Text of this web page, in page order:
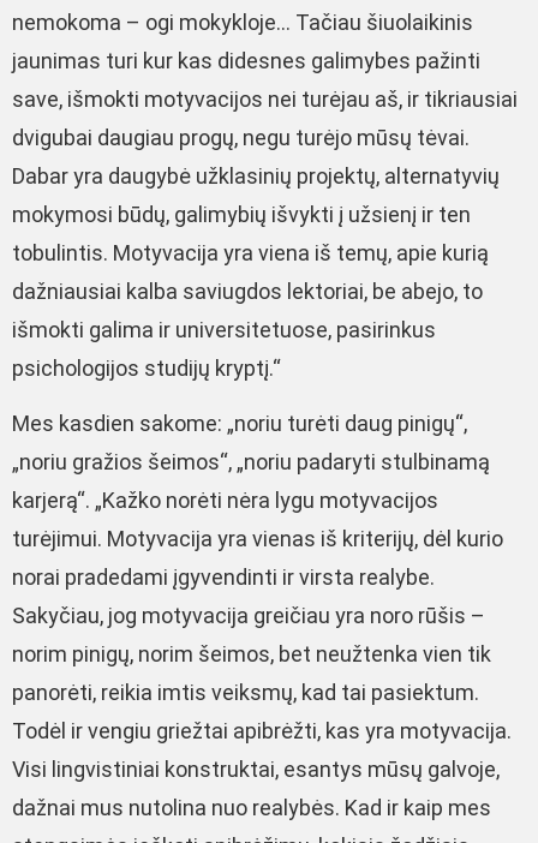
nemokoma – ogi mokykloje… Tačiau šiuolaikinis
jaunimas turi kur kas didesnes galimybes pažinti
save, išmokti motyvacijos nei turėjau aš, ir tikriausiai
dvigubai daugiau progų, negu turėjo mūsų tėvai.
Dabar yra daugybė užklasinių projektų, alternatyvių
mokymosi būdų, galimybių išvykti į užsienį ir ten
tobulintis. Motyvacija yra viena iš temų, apie kurią
dažniausiai kalba saviugdos lektoriai, be abejo, to
išmokti galima ir universitetuose, pasirinkus
psichologijos studijų kryptį.“
Mes kasdien sakome: „noriu turėti daug pinigų“,
„noriu gražios šeimos“, „noriu padaryti stulbinamą
karjerą“. „Kažko norėti nėra lygu motyvacijos
turėjimui. Motyvacija yra vienas iš kriterijų, dėl kurio
norai pradedami įgyvendinti ir virsta realybe.
Sakyčiau, jog motyvacija greičiau yra noro rūšis –
norim pinigų, norim šeimos, bet neužtenka vien tik
panorėti, reikia imtis veiksmų, kad tai pasiektum.
Todėl ir vengiu griežtai apibrėžti, kas yra motyvacija.
Visi lingvistiniai konstruktai, esantys mūsų galvoje,
dažnai mus nutolina nuo realybės. Kad ir kaip mes